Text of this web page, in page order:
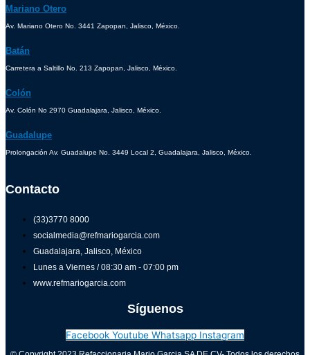
Mariano Otero
Av. Mariano Otero No. 3441 Zapopan, Jalisco, México.
Batán
Carretera a Saltillo No. 213 Zapopan, Jalisco, México.
Colón
Av. Colón No 2970 Guadalajara, Jalisco, México.
Guadalupe
Prolongación Av. Guadalupe No. 3449 Local 2, Guadalajara, Jalisco, México.
Contacto
(33)3770 8000
socialmedia@refmariogarcia.com
Guadalajara, Jalisco, México
Lunes a Viernes / 08:30 am - 07:00 pm
www.refmariogarcia.com
Síguenos
Facebook Youtube Whatsapp Instagram